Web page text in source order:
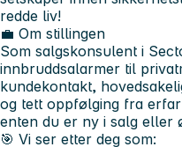
redde liv!
💼 Om stillingen
Som salgskonsulent i
innbruddsalarmer til
kundekontakt,
og tett oppfølging fra
enten du er ny i salg eller
🎯 Vi ser etter deg som: